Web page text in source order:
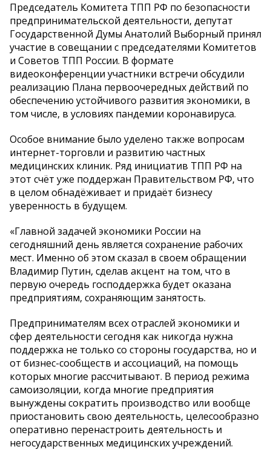
Председатель Комитета ТПП РФ по безопасности
предпринимательской деятельности, депутат
Государственной Думы Анатолий Выборный принял
участие в совещании с председателями Комитетов
и Советов ТПП России. В формате
видеоконференции участники встречи обсудили
реализацию Плана первоочередных действий по
обеспечению устойчивого развития экономики, в
том числе, в условиях пандемии коронавируса.
Особое внимание было уделено также вопросам
интернет-торговли и развитию частных
медицинских клиник. Ряд инициатив ТПП РФ на
этот счёт уже поддержан Правительством РФ, что
в целом обнадёживает и придаёт бизнесу
уверенность в будущем.
«Главной задачей экономики России на
сегодняшний день является сохранение рабочих
мест. Именно об этом сказал в своем обращении
Владимир Путин, сделав акцент на том, что в
первую очередь господдержка будет оказана
предприятиям, сохраняющим занятость.
Предпринимателям всех отраслей экономики и
сфер деятельности сегодня как никогда нужна
поддержка не только со стороны государства, но и
от бизнес-сообществ и ассоциаций, на помощь
которых многие рассчитывают. В период режима
самоизоляции, когда многие предприятия
вынуждены сократить производство или вообще
приостановить свою деятельность, целесообразно
оперативно перенастроить деятельность и
негосударственных медицинских учреждений.